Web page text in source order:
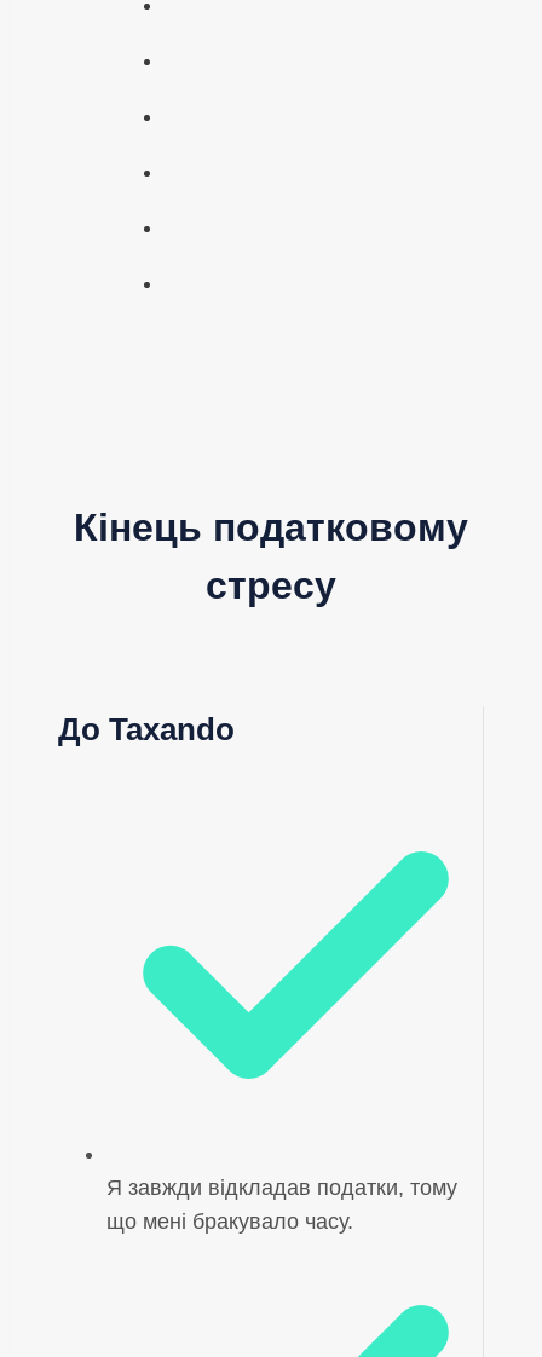
Кінець податковому
стресу
До Taxando
Я завжди відкладав податки, тому
що мені бракувало часу.